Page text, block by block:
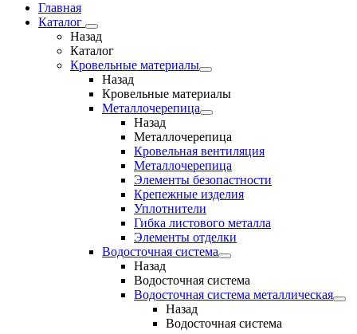
Главная
Каталог
Назад
Каталог
Кровельные материалы
Назад
Кровельные материалы
Металлочерепица
Назад
Металлочерепица
Кровельная вентиляция
Металлочерепица
Элементы безопастности
Крепежные изделия
Уплотнители
Гибка листового металла
Элементы отделки
Водосточная система
Назад
Водосточная система
Водосточная система металлическая
Назад
Водосточная система